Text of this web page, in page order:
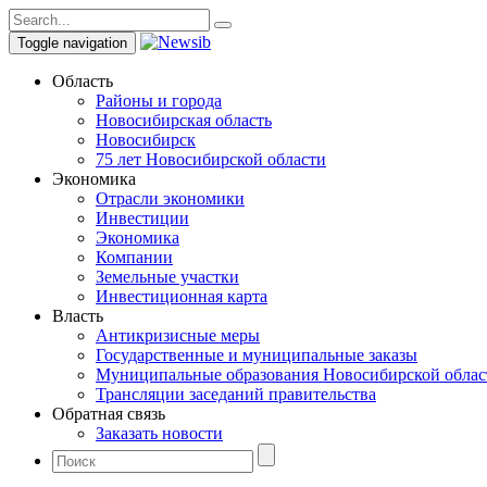
Toggle navigation
Область
Районы и города
Новосибирская область
Новосибирск
75 лет Новосибирской области
Экономика
Отрасли экономики
Инвестиции
Экономика
Компании
Земельные участки
Инвестиционная карта
Власть
Антикризисные меры
Государственные и муниципальные заказы
Муниципальные образования Новосибирской
Трансляции заседаний правительства
Обратная связь
Заказать новости